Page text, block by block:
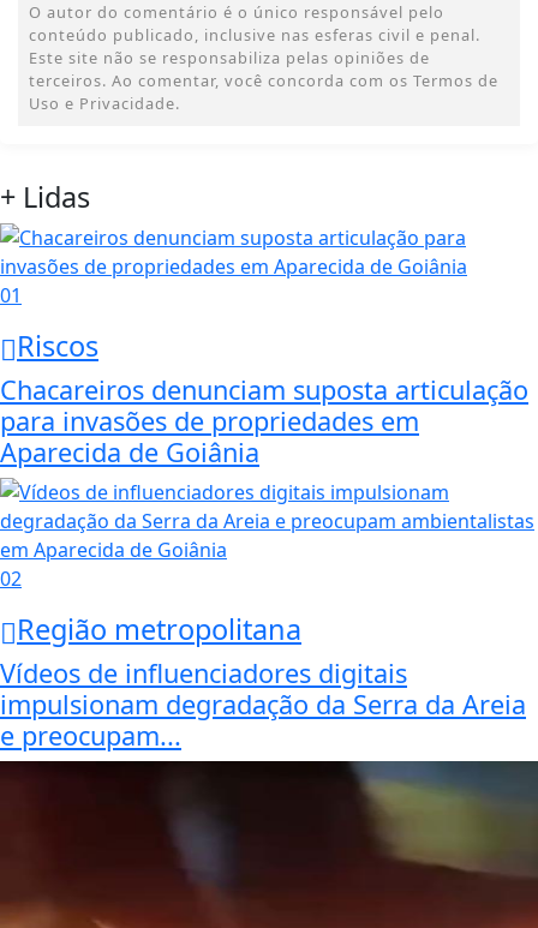
O autor do comentário é o único responsável pelo
conteúdo publicado, inclusive nas esferas civil e penal.
Este site não se responsabiliza pelas opiniões de
terceiros. Ao comentar, você concorda com os Termos de
Uso e Privacidade.
+ Lidas
01
Riscos
Chacareiros denunciam suposta articulação
para invasões de propriedades em
Aparecida de Goiânia
02
Região metropolitana
Vídeos de influenciadores digitais
impulsionam degradação da Serra da Areia
e preocupam...